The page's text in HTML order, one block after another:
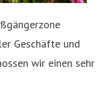
Geschäfte und
wir einen sehr